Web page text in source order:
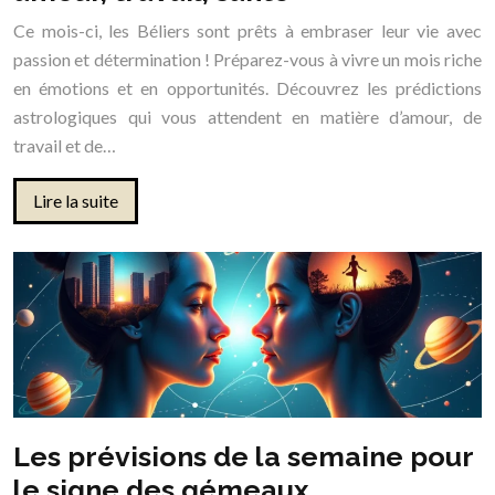
Ce mois-ci, les Béliers sont prêts à embraser leur vie avec
passion et détermination ! Préparez-vous à vivre un mois riche
en émotions et en opportunités. Découvrez les prédictions
astrologiques qui vous attendent en matière d’amour, de
travail et de…
Lire la suite
Les prévisions de la semaine pour